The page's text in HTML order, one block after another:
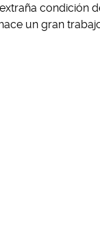
condición
un gran